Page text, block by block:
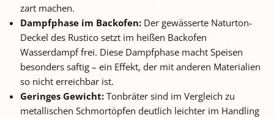
zart machen.
Dampfphase im Backofen: Der gewässerte Naturton-
Deckel des Rustico setzt im heißen Backofen
Wasserdampf frei. Diese Dampfphase macht Speisen
besonders saftig – ein Effekt, der mit anderen Materialien
so nicht erreichbar ist.
Geringes Gewicht: Tonbräter sind im Vergleich zu
metallischen Schmortöpfen deutlich leichter im Handling